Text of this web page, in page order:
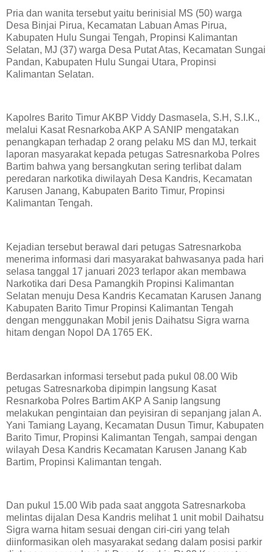
Pria dan wanita tersebut yaitu berinisial MS (50) warga
Desa Binjai Pirua, Kecamatan Labuan Amas Pirua,
Kabupaten Hulu Sungai Tengah, Propinsi Kalimantan
Selatan, MJ (37) warga Desa Putat Atas, Kecamatan Sungai
Pandan, Kabupaten Hulu Sungai Utara, Propinsi
Kalimantan Selatan.
Kapolres Barito Timur AKBP Viddy Dasmasela, S.H, S.I.K.,
melalui Kasat Resnarkoba AKP A SANIP mengatakan
penangkapan terhadap 2 orang pelaku MS dan MJ, terkait
laporan masyarakat kepada petugas Satresnarkoba Polres
Bartim bahwa yang bersangkutan sering terlibat dalam
peredaran narkotika diwilayah Desa Kandris, Kecamatan
Karusen Janang, Kabupaten Barito Timur, Propinsi
Kalimantan Tengah.
Kejadian tersebut berawal dari petugas Satresnarkoba
menerima informasi dari masyarakat bahwasanya pada hari
selasa tanggal 17 januari 2023 terlapor akan membawa
Narkotika dari Desa Pamangkih Propinsi Kalimantan
Selatan menuju Desa Kandris Kecamatan Karusen Janang
Kabupaten Barito Timur Propinsi Kalimantan Tengah
dengan menggunakan Mobil jenis Daihatsu Sigra warna
hitam dengan Nopol DA 1765 EK.
Berdasarkan informasi tersebut pada pukul 08.00 Wib
petugas Satresnarkoba dipimpin langsung Kasat
Resnarkoba Polres Bartim AKP A Sanip langsung
melakukan pengintaian dan peyisiran di sepanjang jalan A.
Yani Tamiang Layang, Kecamatan Dusun Timur, Kabupaten
Barito Timur, Propinsi Kalimantan Tengah, sampai dengan
wilayah Desa Kandris Kecamatan Karusen Janang Kab
Bartim, Propinsi Kalimantan tengah.
Dan pukul 15.00 Wib pada saat anggota Satresnarkoba
melintas dijalan Desa Kandris melihat 1 unit mobil Daihatsu
Sigra warna hitam sesuai dengan ciri-ciri yang telah
diinformasikan oleh masyarakat sedang dalam posisi parkir